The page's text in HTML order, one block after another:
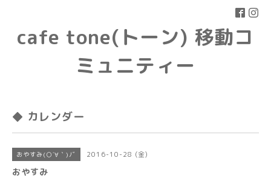
cafe tone(トーン) 移動コ
ミュニティー
◆ カレンダー
おやすみ(○´∀｀)ﾉﾞ 2016-10-28 (金)
おやすみ